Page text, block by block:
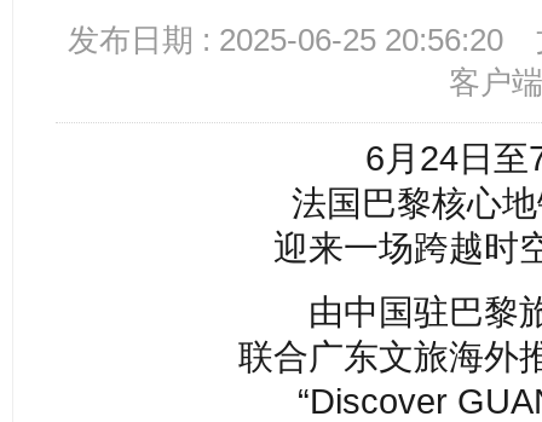
发布日期 : 2025-06-25 20:56:20
客户端
6月24日至
法国巴黎核心
迎来一场跨越时
由中国驻巴黎
联合广东文旅海外
“Discover